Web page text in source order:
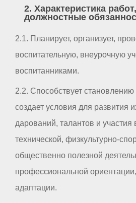
2. Характеристика
должностные
2.1. Планирует, организует,
воспитательную, внеурочную
воспитанниками.
2.2. Способствует становлению
создает условия для развития
дарований, талантов и участия
технической, физкультурно-
общественно полезной
профессиональной
адаптации.